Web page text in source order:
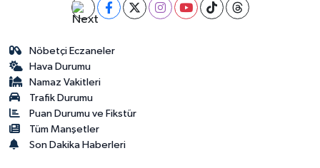
Nöbetçi Eczaneler
Hava Durumu
Namaz Vakitleri
Trafik Durumu
Puan Durumu ve Fikstür
Tüm Manşetler
Son Dakika Haberleri